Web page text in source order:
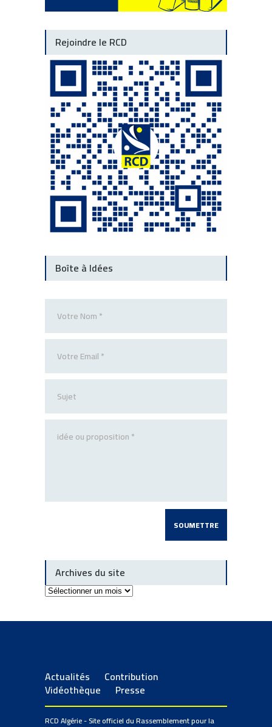
Rejoindre le RCD
Boîte à Idées
Archives du site
Archives
du
Actualités Contribution
Vidéothèque Presse
RCD Algérie - Site officiel du Rassemblement pour la